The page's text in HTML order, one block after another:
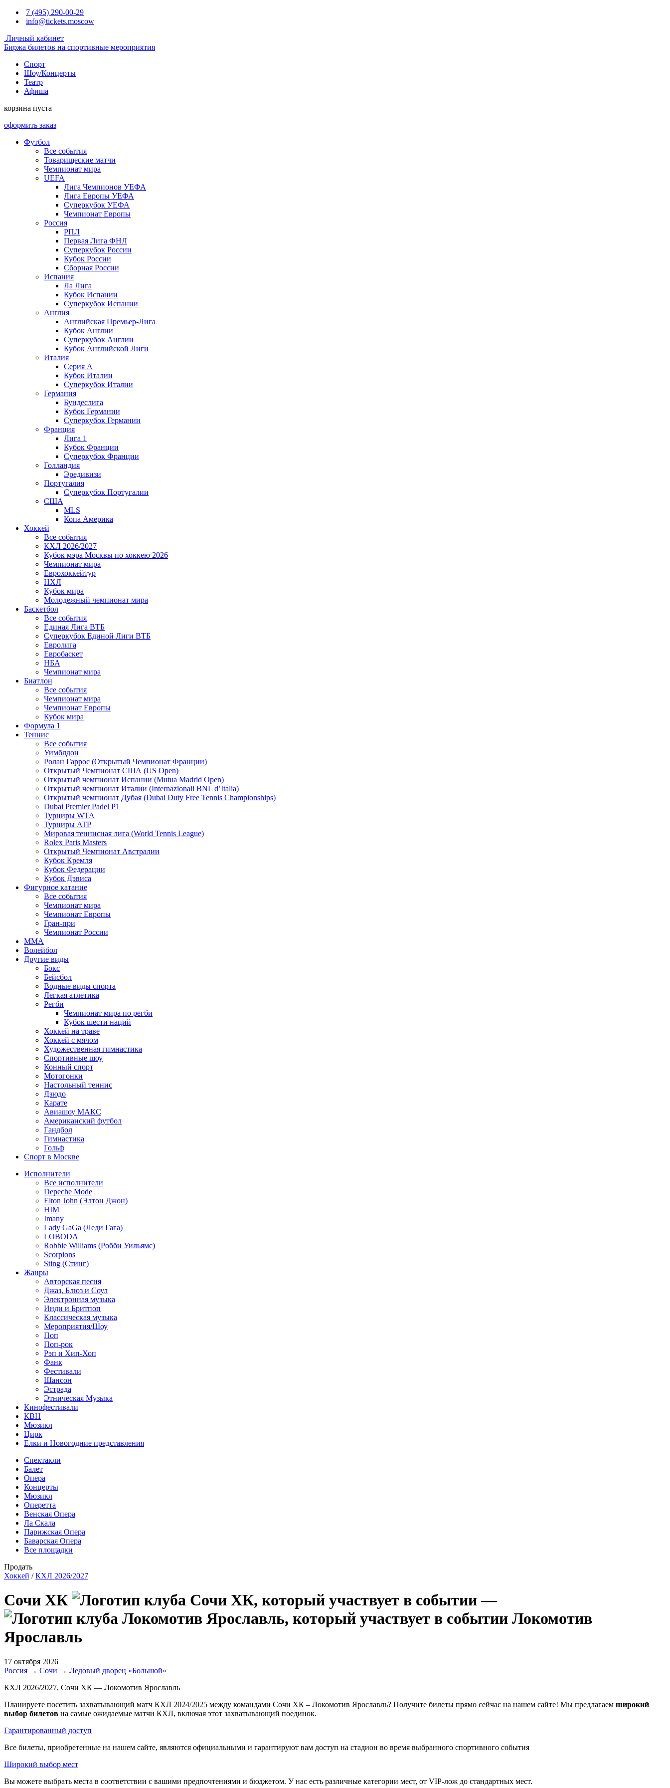
7 (495) 290-00-29
info@tickets.moscow
Личный кабинет
Биржа билетов на спортивные мероприятия
Спорт
Шоу/Концерты
Театр
Афиша
корзина пуста
оформить заказ
Футбол
Все события
Товарищеские матчи
Чемпионат мира
UEFA
Лига Чемпионов УЕФА
Лига Европы УЕФА
Суперкубок УЕФА
Чемпионат Европы
Россия
РПЛ
Первая Лига ФНЛ
Суперкубок России
Кубок России
Сборная России
Испания
Ла Лига
Кубок Испании
Суперкубок Испании
Англия
Английская Премьер-Лига
Кубок Англии
Суперкубок Англии
Кубок Английской Лиги
Италия
Серия А
Кубок Италии
Суперкубок Италии
Германия
Бундеслига
Кубок Германии
Суперкубок Германии
Франция
Лига 1
Кубок Франции
Суперкубок Франции
Голландия
Эредивизи
Португалия
Суперкубок Португалии
США
MLS
Копа Америка
Хоккей
Все события
КХЛ 2026/2027
Кубок мэра Москвы по хоккею 2026
Чемпионат мира
Еврохоккейтур
НХЛ
Кубок мира
Молодежный чемпионат мира
Баскетбол
Все события
Единая Лига ВТБ
Суперкубок Единой Лиги ВТБ
Евролига
Евробаскет
НБА
Чемпионат мира
Биатлон
Все события
Чемпионат мира
Чемпионат Европы
Кубок мира
Формула 1
Теннис
Все события
Уимблдон
Ролан Гаррос (Открытый Чемпионат Франции)
Открытый Чемпионат США (US Open)
Открытый чемпионат Испании (Mutua Madrid Open)
Открытый чемпионат Италии (Internazionali BNL d’Italia)
Открытый чемпионат Дубая (Dubai Duty Free Tennis Championships)
Dubai Premier Padel P1
Турниры WTA
Турниры ATP
Мировая теннисная лига (World Tennis League)
Rolex Paris Masters
Открытый Чемпионат Австралии
Кубок Кремля
Кубок Федерации
Кубок Дэвиса
Фигурное катание
Все события
Чемпионат мира
Чемпионат Европы
Гран-при
Чемпионат России
MMA
Волейбол
Другие виды
Бокс
Бейсбол
Водные виды спорта
Легкая атлетика
Регби
Чемпионат мира по регби
Кубок шести наций
Хоккей на траве
Хоккей с мячом
Художественная гимнастика
Спортивные шоу
Конный спорт
Мотогонки
Настольный теннис
Дзюдо
Карате
Авиашоу МАКС
Американский футбол
Гандбол
Гимнастика
Гольф
Спорт в Москве
Исполнители
Все исполнители
Depeche Mode
Elton John (Элтон Джон)
HIM
Imany
Lady GaGa (Леди Гага)
LOBODA
Robbie Williams (Робби Уильямс)
Scorpions
Sting (Стинг)
Жанры
Авторская песня
Джаз, Блюз и Соул
Электронная музыка
Инди и Бритпоп
Классическая музыка
Мероприятия/Шоу
Поп
Поп-рок
Рэп и Хип-Хоп
Фанк
Фестивали
Шансон
Эстрада
Этническая Музыка
Кинофестивали
КВН
Мюзикл
Цирк
Елки и Новогодние представления
Спектакли
Балет
Опера
Концерты
Мюзикл
Оперетта
Венская Опера
Ла Скала
Парижская Опера
Баварская Опера
Все площадки
Продать
Хоккей /КХЛ 2026/2027
Сочи ХК
—
Локомотив
Ярославль
17 октября 2026
Россия → Сочи → Ледовый дворец «Большой»
КХЛ 2026/2027, Сочи ХК — Локомотив Ярославль
Планируете посетить захватывающий матч КХЛ 2024/2025 между командами Сочи ХК – Локомотив Ярославль? Получите билеты прямо сейчас на нашем сайте! Мы предлагаем широкий
выбор билетов на самые ожидаемые матчи КХЛ, включая этот захватывающий поединок.
Гарантированный доступ
Все билеты, приобретенные на нашем сайте, являются официальными и гарантируют вам доступ на стадион во время выбранного спортивного события
Широкий выбор мест
Вы можете выбрать места в соответствии с вашими предпочтениями и бюджетом. У нас есть различные категории мест, от VIP-лож до стандартных мест.